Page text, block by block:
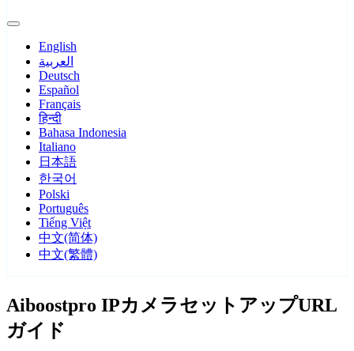
English
العربية
Deutsch
Español
Français
हिन्दी
Bahasa Indonesia
Italiano
日本語
한국어
Polski
Português
Tiếng Việt
中文(简体)
中文(繁體)
Aiboostpro IPカメラセットアップURL
ガイド